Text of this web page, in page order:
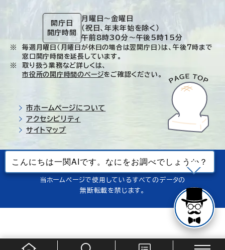
開庁日
開庁時間
月曜日～金曜日
（祝日、年末年始を除く）
午前8時30分～午後5時15分
毎週月曜日（月曜日が休日の場合は翌開庁日）は、午後7時まで
窓口開庁時間を延長しています。
取り扱う業務など詳しくは、
市役所の開庁時間のページをご確認ください。
市ホームページについて
アクセシビリティ
サイトマップ
© Ichinoseki-city. All rights reserved.
当ホームページで使用しているすべてのデータの
無断転載を禁じます。